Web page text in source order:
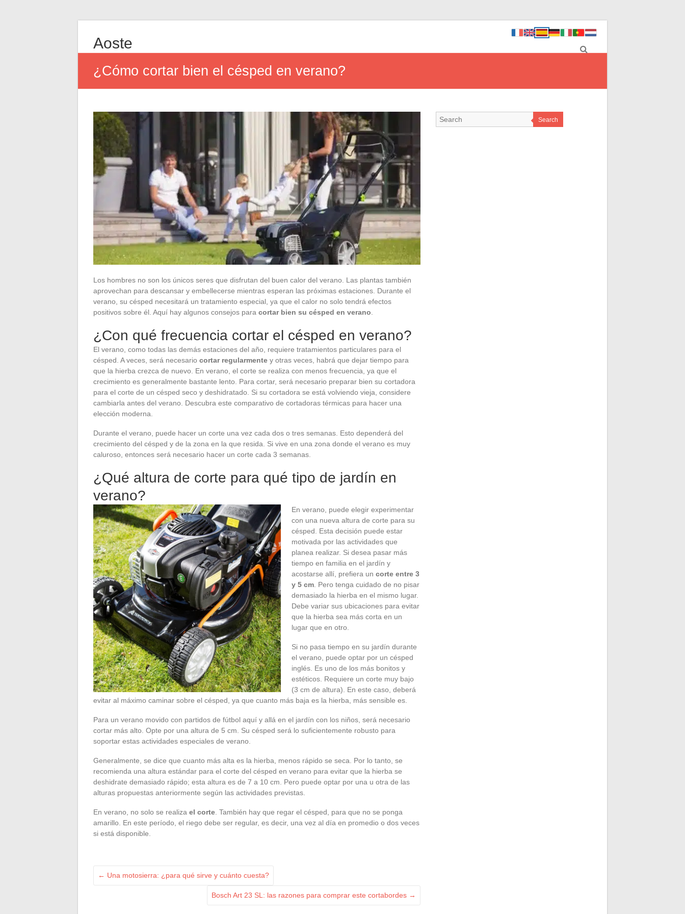
Aoste
¿Cómo cortar bien el césped en verano?
Los hombres no son los únicos seres que disfrutan del buen calor del verano. Las plantas también
aprovechan para descansar y embellecerse mientras esperan las próximas estaciones. Durante el
verano, su césped necesitará un tratamiento especial, ya que el calor no solo tendrá efectos
positivos sobre él. Aquí hay algunos consejos para cortar bien su césped en verano
¿Con qué frecuencia cortar el césped en verano?
El verano, como todas las demás estaciones del año, requiere tratamientos particulares para el
césped. A veces, será necesario cortar regularmente y otras veces, habrá que dejar tiempo para
que la hierba crezca de nuevo. En verano, el corte se realiza con menos frecuencia, ya que el
crecimiento es generalmente bastante lento. Para cortar, será necesario preparar bien su cortadora
para el corte de un césped seco y deshidratado. Si su cortadora se está volviendo vieja, considere
cambiarla antes del verano. Descubra este comparativo de cortadoras térmicas para hacer una
elección moderna.
Durante el verano, puede hacer un corte una vez cada dos o tres semanas. Esto dependerá del
crecimiento del césped y de la zona en la que resida. Si vive en una zona donde el verano es muy
caluroso, entonces será necesario hacer un corte cada 3 semanas.
¿Qué altura de corte para qué tipo de jardín en
verano?
En verano, puede elegir experimentar
con una nueva altura de corte para su
césped. Esta decisión puede estar
motivada por las actividades que
planea realizar. Si desea pasar más
tiempo en familia en el jardín y
acostarse allí, prefiera un corte entre 3
y 5 cm . Pero tenga cuidado de no pisar
demasiado la hierba en el mismo lugar.
Debe variar sus ubicaciones para evitar
que la hierba sea más corta en un
lugar que en otro.
Si no pasa tiempo en su jardín durante
el verano, puede optar por un césped
inglés. Es uno de los más bonitos y
estéticos. Requiere un corte muy bajo
(3 cm de altura). En este caso, deberá
evitar al máximo caminar sobre el césped, ya que cuanto más baja es la hierba, más sensible es.
Para un verano movido con partidos de fútbol aquí y allá en el jardín con los niños, será necesario
cortar más alto. Opte por una altura de 5 cm. Su césped será lo suficientemente robusto para
soportar estas actividades especiales de verano.
Generalmente, se dice que cuanto más alta es la hierba, menos rápido se seca. Por lo tanto, se
recomienda una altura estándar para el corte del césped en verano para evitar que la hierba se
deshidrate demasiado rápido; esta altura es de 7 a 10 cm. Pero puede optar por una u otra de las
alturas propuestas anteriormente según las actividades previstas.
En verano, no solo se realiza el corte . También hay que regar el césped, para que no se ponga
amarillo. En este período, el riego debe ser regular, es decir, una vez al día en promedio o dos veces
si está disponible.
← Una motosierra: ¿para qué sirve y cuánto cuesta?
Bosch Art 23 SL: las razones para comprar este cortabordes →
Search